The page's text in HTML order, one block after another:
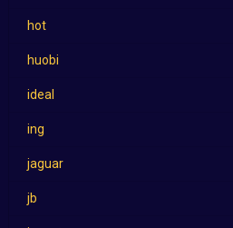
hot
huobi
ideal
ing
jaguar
jb